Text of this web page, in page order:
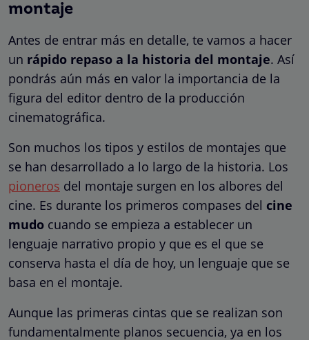
montaje
Antes de entrar más en detalle, te vamos a hacer
un rápido repaso a la historia del montaje. Así
pondrás aún más en valor la importancia de la
figura del editor dentro de la producción
cinematográfica.
Son muchos los tipos y estilos de montajes que
se han desarrollado a lo largo de la historia. Los
pioneros del montaje surgen en los albores del
cine. Es durante los primeros compases del cine
mudo cuando se empieza a establecer un
lenguaje narrativo propio y que es el que se
conserva hasta el día de hoy, un lenguaje que se
basa en el montaje.
Aunque las primeras cintas que se realizan son
fundamentalmente planos secuencia, ya en los